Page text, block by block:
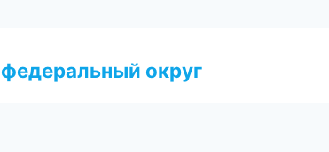
округ